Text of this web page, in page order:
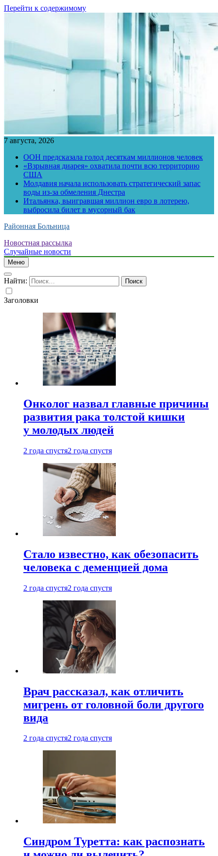
Перейти к содержимому
7 августа, 2026
ООН предсказала голод десяткам миллионов человек
«Взрывная диарея» охватила почти всю территорию
США
Молдавия начала использовать стратегический запас
воды из-за обмеления Днестра
Итальянка, выигравшая миллион евро в лотерею,
выбросила билет в мусорный бак
Районная Больница
Новостная рассылка
Случайные новости
Меню
Найти:
Заголовки
Онколог назвал главные причины
развития рака толстой кишки
у молодых людей
2 года спустя2 года спустя
Стало известно, как обезопасить
человека с деменцией дома
2 года спустя2 года спустя
Врач рассказал, как отличить
мигрень от головной боли другого
вида
2 года спустя2 года спустя
Синдром Туретта: как распознать